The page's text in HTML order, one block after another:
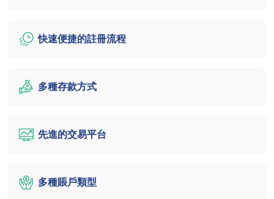
快速便捷的註冊流程
多種存款方式
先進的交易平台
多種賬戶類型